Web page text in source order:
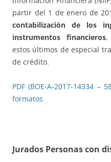
partir del 1 de enero de
contabilización de los
instrumentos financieros,
estos últimos de especial
de crédito.
PDF (BOE-A-2017-14334 –
formatos
Jurados Personas con